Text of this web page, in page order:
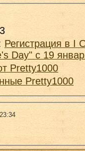
Регистрация в I
Day" с 19
Pretty1000
Pretty1000
23:34